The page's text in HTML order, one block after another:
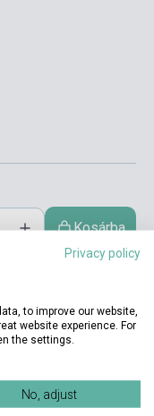
Kosárba
Privacy policy
to improve our website,
website experience. For
the settings.
No, adjust